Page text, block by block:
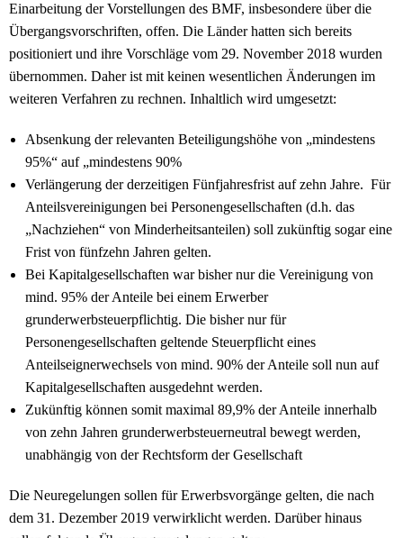
Einarbeitung der Vorstellungen des BMF, insbesondere über die
Übergangsvorschriften, offen. Die Länder hatten sich bereits
positioniert und ihre Vorschläge vom 29. November 2018 wurden
übernommen. Daher ist mit keinen wesentlichen Änderungen im
weiteren Verfahren zu rechnen. Inhaltlich wird umgesetzt:
Absenkung der relevanten Beteiligungshöhe von „mindestens
95%“ auf „mindestens 90%
Verlängerung der derzeitigen Fünfjahresfrist auf zehn Jahre. Für
Anteilsvereinigungen bei Personengesellschaften (d.h. das
„Nachziehen“ von Minderheitsanteilen) soll zukünftig sogar eine
Frist von fünfzehn Jahren gelten.
Bei Kapitalgesellschaften war bisher nur die Vereinigung von
mind. 95% der Anteile bei einem Erwerber
grunderwerbsteuerpflichtig. Die bisher nur für
Personengesellschaften geltende Steuerpflicht eines
Anteilseignerwechsels von mind. 90% der Anteile soll nun auf
Kapitalgesellschaften ausgedehnt werden.
Zukünftig können somit maximal 89,9% der Anteile innerhalb
von zehn Jahren grunderwerbsteuerneutral bewegt werden,
unabhängig von der Rechtsform der Gesellschaft
Die Neuregelungen sollen für Erwerbsvorgänge gelten, die nach
dem 31. Dezember 2019 verwirklicht werden. Darüber hinaus